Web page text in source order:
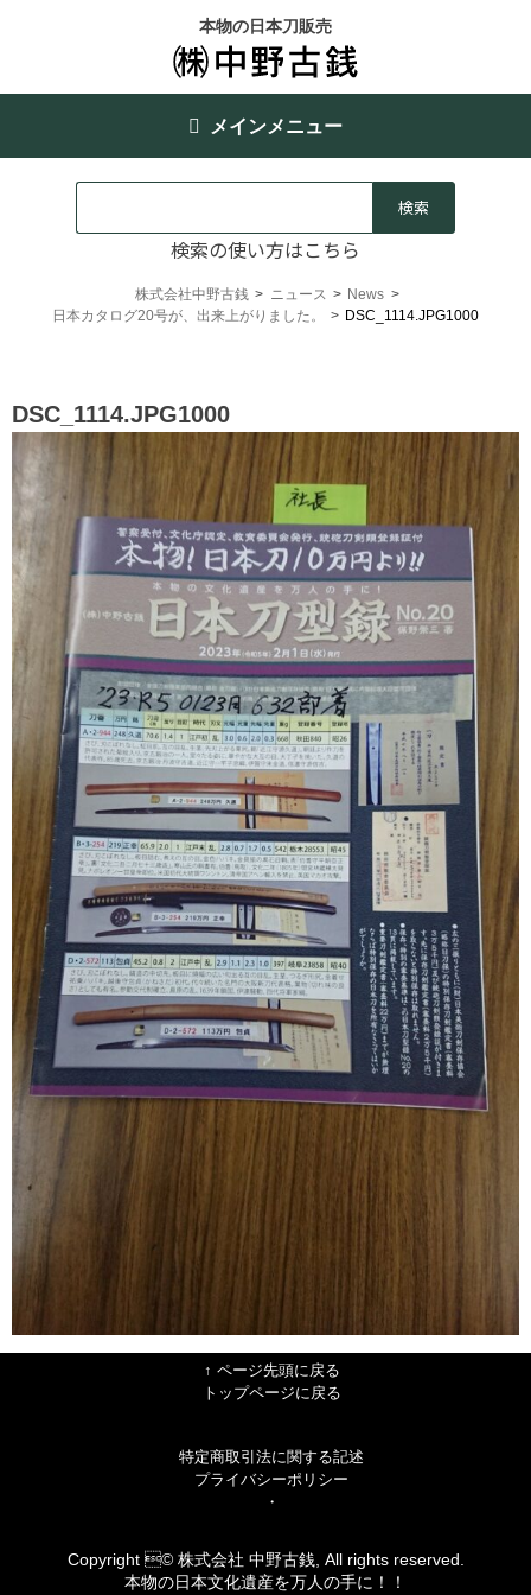
本物の日本刀販売
メインメニュー
検索の使い方はこちら
株式会社中野古銭 > ニュース > News >
日本カタログ20号が、出来上がりました。
> DSC_1114.JPG1000
DSC_1114.JPG1000
↑ ページ先頭に戻る
トップページに戻る
特定商取引法に関する記述
プライバシーポリシー
・
Copyright © 株式会社 中野古銭, All rights reserved.
本物の日本文化遺産を万人の手に！！